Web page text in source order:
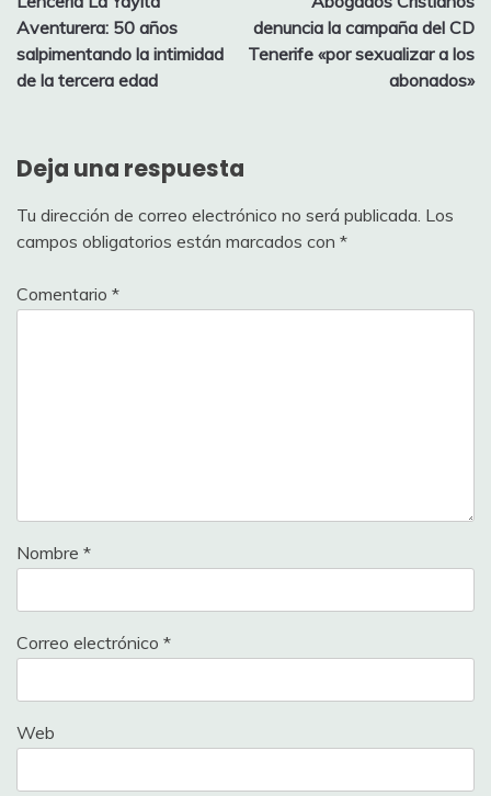
de
entradas
Aventurera: 50 años
salpimentando la intimidad
de la tercera edad
denuncia la campaña del CD
Tenerife «por sexualizar a los
abonados»
Deja una respuesta
Tu dirección de correo electrónico no será publicada. Los
campos obligatorios están marcados con *
Comentario *
Nombre *
Correo electrónico *
Web